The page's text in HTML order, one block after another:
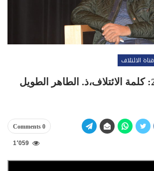
قناة الائتلاف
0 Comments
1٬059